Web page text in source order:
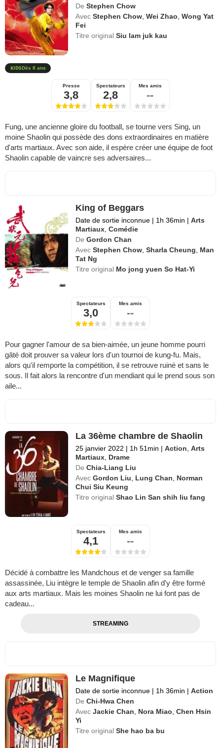
De Stephen Chow
Avec Stephen Chow ,Wei Zhao ,Wong Yat
Fei
Titre originalSiu lam juk kau
Dès 8 ans
Presse
3,8
Spectateurs
2,8
Mes amis
--
Fung, une ancienne gloire du football, se tourne vers Sing, un
moine Shaolin qui possède des dons extraordinaires en matière
d'arts martiaux. Avec son aide, il espère créer une équipe de foot
Shaolin capable de vaincre ses adversaires...
King of Beggars
Date de sortie inconnue | 1h 36min | Arts
Martiaux ,Comédie
De Gordon Chan
Avec Stephen Chow ,Sharla Cheung
Man
Tat Ng
Titre original Mo jong yuen So Hat-Yi
Spectateurs
3,0
Mes amis
--
Pour gagner l'amour de sa bien-aimée, un jeune homme pourri
gâté doit prouver sa valeur lors d'un tournoi de kung-fu. Mais,
alors qu'il remporte la compétition, il se retrouve ruiné et sans le
sous. Il fait alors la rencontre d'un mendiant qui le prend sous son
aile...
La 36ème chambre de Shaolin
25 janvier 2022 | 1h 51min | Action ,Arts
Martiaux Drame
De Chia-Liang Liu
Avec Gordon Liu Lung Chan
Norman
Chui Siu Keung
Titre originalShao Lin San shih liu fang
Spectateurs
4,1
Mes amis
--
Décidé à combattre les Mandchous et de venger sa famille
assassinée, Liu intègre le temple de Shaolin afin d'y être formé
aux arts martiaux. Mais les moines Shaolin ne lui font pas de
cadeau...
STREAMING
Le Magnifique
Date de sortie inconnue | 1h 36min | Action
De Chi-Hwa Chen
Avec Jackie Chan Nora Miao ,Chen Hsin
Yi
Titre originalShe hao ba bu